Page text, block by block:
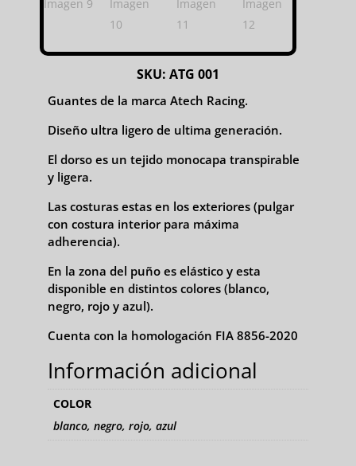
SKU: ATG 001
Guantes de la marca Atech Racing.
Diseño ultra ligero de ultima generación.
El dorso es un tejido monocapa transpirable
y ligera.
Las costuras estas en los exteriores (pulgar
con costura interior para máxima
adherencia).
En la zona del puño es elástico y esta
disponible en distintos colores (blanco,
negro, rojo y azul).
Cuenta con la homologación FIA 8856-2020
Información adicional
COLOR
blanco, negro, rojo, azul